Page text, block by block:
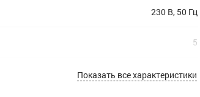
230 В, 50 Гц
5
360
Показать все характеристики